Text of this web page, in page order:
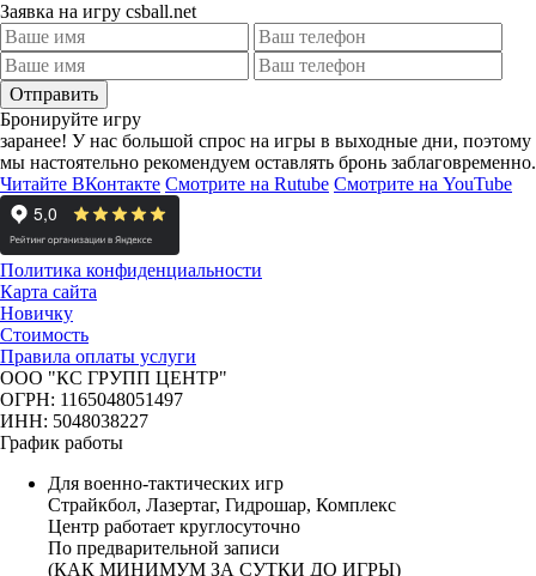
Заявка на игру csball.net
Отправить
Бронируйте игру
заранее! У нас большой спрос на игры в выходные дни, поэтому
мы настоятельно рекомендуем оставлять бронь заблаговременно.
Читайте ВКонтакте Смотрите на Rutube Смотрите на YouTube
Политика конфиденциальности
Карта сайта
Новичку
Стоимость
Правила оплаты услуги
ООО "КС ГРУПП ЦЕНТР"
ОГРН: 1165048051497
ИНН: 5048038227
График работы
Для военно-тактических игр
Страйкбол, Лазертаг, Гидрошар, Комплекс
Центр работает круглосуточно
По предварительной записи
(КАК МИНИМУМ ЗА СУТКИ ДО ИГРЫ)